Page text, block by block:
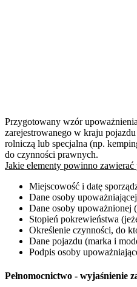
Przygotowany wzór
zarejestrowanego w kraju
rolniczą lub specjalna (np.
do czynności prawnych.
Jakie elementy powinno
Miejscowość i datę
Dane osoby
Dane osoby upoważnionej
Stopień pokrewieństwa
Określenie czynności, do
Dane pojazdu (marka i
Podpis osoby
Pełnomocnictwo - wyjaśnienie